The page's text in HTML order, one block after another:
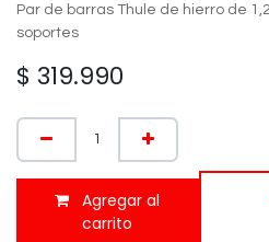
Par de barras Thule de hierro de
soportes
$ 319.990
Agregar al
carrito